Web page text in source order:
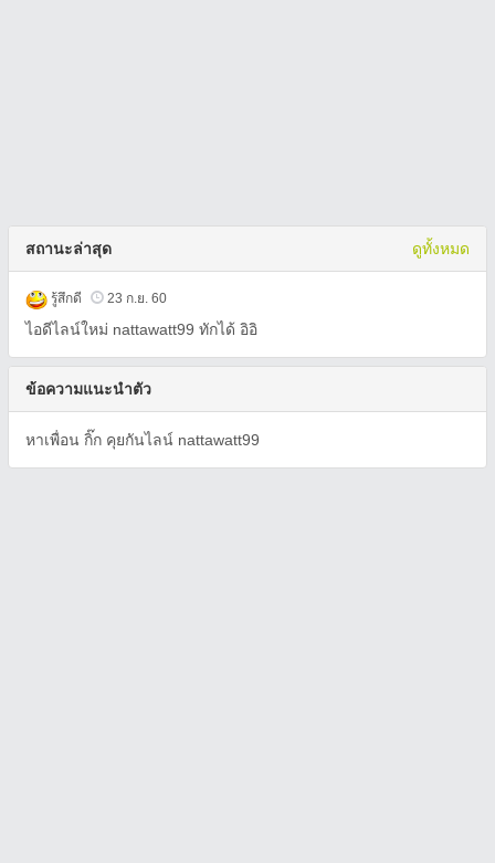
สถานะล่าสุด ดูทั้งหมด
รู้สึกดี 23 ก.ย. 60
ไอดีไลน์ใหม่ nattawatt99 ทักได้ อิอิ
ข้อความแนะนำตัว
หาเพื่อน กิ๊ก คุยกันไลน์ nattawatt99